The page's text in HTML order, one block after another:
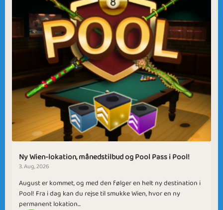
Ny Wien-lokation, månedstilbud og Pool Pass i Pool!
3. Aug, 2026
August er kommet, og med den følger en helt ny destination i
Pool! Fra i dag kan du rejse til smukke Wien, hvor en ny
permanent lokation...